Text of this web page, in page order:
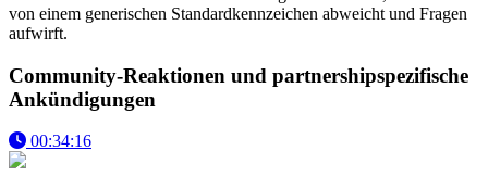
von einem generischen Standardkennzeichen abweicht und Fragen
aufwirft.
Community-Reaktionen und partnershipspezifische
Ankündigungen
00:34:16